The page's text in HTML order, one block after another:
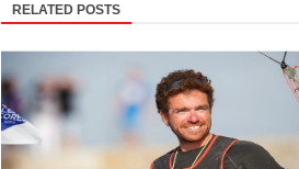
RELATED POSTS